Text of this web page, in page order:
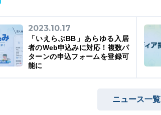
2023.10.17
「いえらぶBB」あらゆる入居
者のWeb申込みに対応！複数パ
ターンの申込フォームを登録可
能に
ニュース一覧